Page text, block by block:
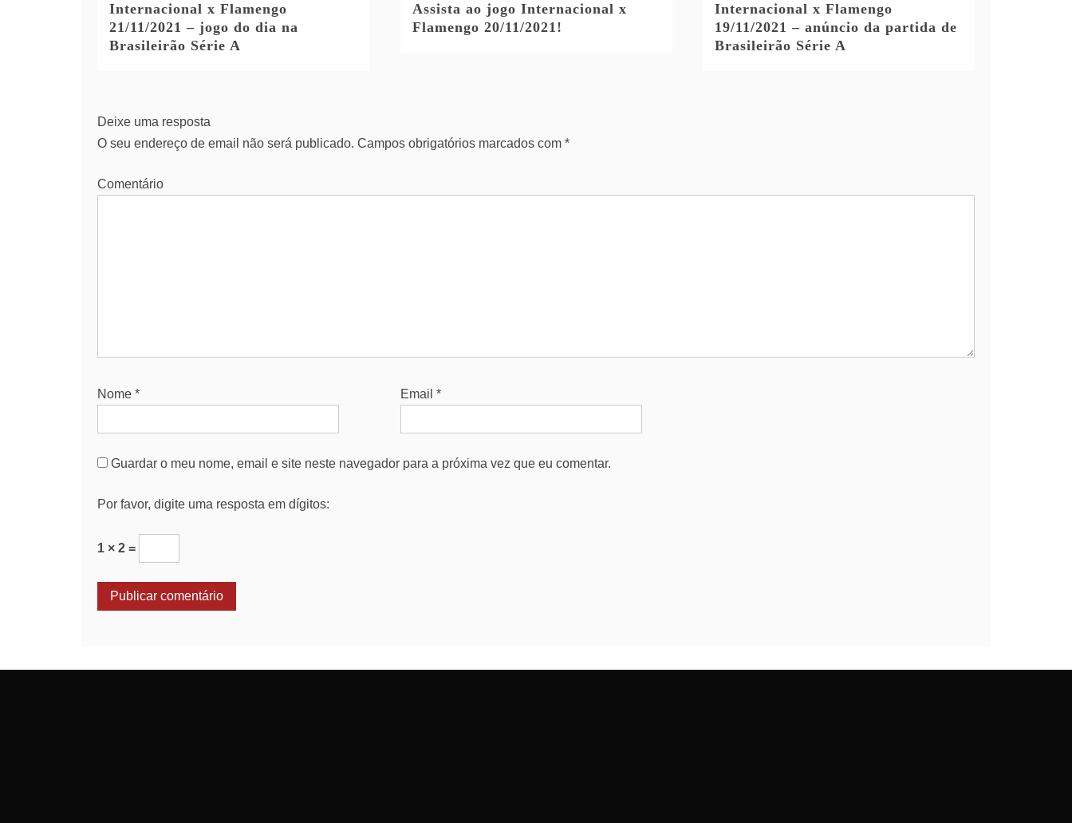
Internacional x Flamengo
21/11/2021 – jogo do dia na
Brasileirão Série A
Assista ao jogo Internacional x
Flamengo 20/11/2021!
Internacional x Flamengo
19/11/2021 – anúncio da partida de
Brasileirão Série A
Deixe uma resposta
O seu endereço de email não será publicado. Campos obrigatórios marcados com *
Comentário
Nome * Email *
Guardar o meu nome, email e site neste navegador para a próxima vez que eu comentar.
Por favor, digite uma resposta em dígitos:
1 × 2 =